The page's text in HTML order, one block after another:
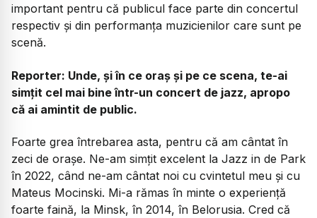
important pentru că publicul face parte din concertul
respectiv și din performanța muzicienilor care sunt pe
scenă.
Reporter: Unde, și în ce oraș și pe ce scena, te-ai
simțit cel mai bine într-un concert de jazz, apropo
că ai amintit de public.
Foarte grea întrebarea asta, pentru că am cântat în
zeci de orașe. Ne-am simțit excelent la Jazz in de Park
în 2022, când ne-am cântat noi cu cvintetul meu și cu
Mateus Mocinski. Mi-a rămas în minte o experiență
foarte faină, la Minsk, în 2014, în Belorusia. Cred că